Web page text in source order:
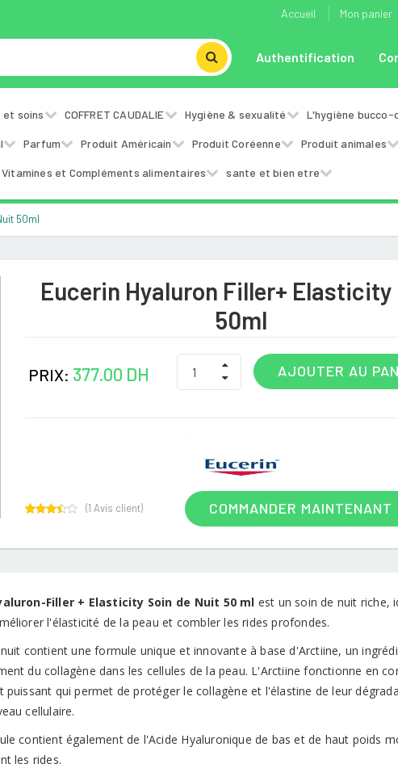
Accueil Mon panier
Authentification
et soins COFFRET CAUDALIE Hygiène & sexualité L'hygiène bucco-
Parfum Produit Américain Produit Coréenne Produit animales
Vitamines et Compléments alimentaires sante et bien etre
50ml
Eucerin Hyaluron Filler+
50ml
PRIX: 377.00 DH AJOUTER AU
COMMANDER MAINTENANT
out of
customer
rating
(1 Avis client)
Filler + Elasticity Soin de Nuit 50 ml est un soin de nuit riche,
l'élasticité de la peau et combler les rides profondes.
contient une formule unique et innovante à base d'Arctiine, un
du collagène dans les cellules de la peau. L'Arctiine fonctionne en
puissant qui permet de protéger le collagène et l'élastine de leur
cellulaire.
contient également de l'Acide Hyaluronique de bas et de haut poids
les rides.